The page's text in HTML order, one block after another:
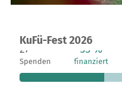
KuFü-Fest 2026
Ein Projekt in Frankfurt,
27
Spenden
53 %
finanziert